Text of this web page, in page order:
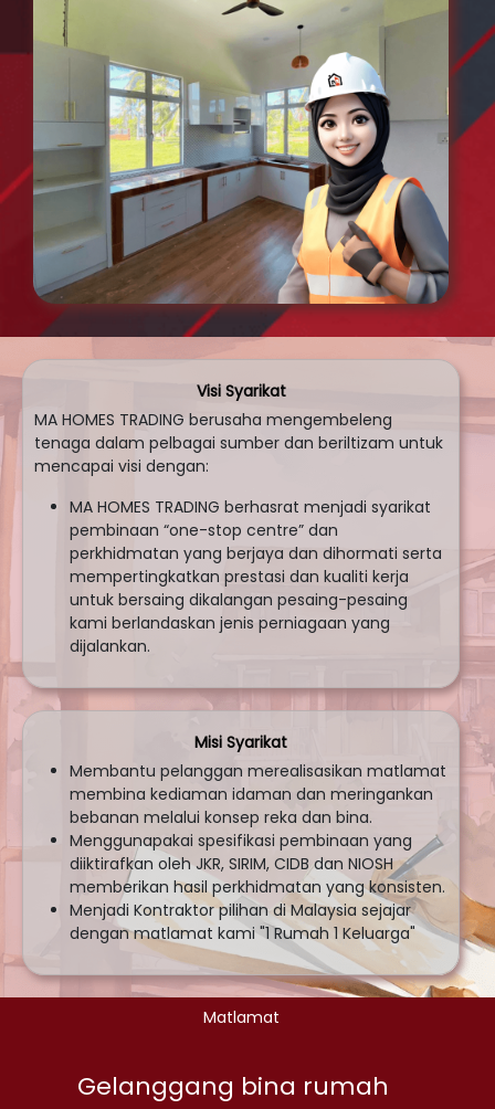
Visi Syarikat
MA HOMES TRADING berusaha mengembeleng
tenaga dalam pelbagai sumber dan beriltizam untuk
mencapai visi dengan:
MA HOMES TRADING berhasrat menjadi syarikat
pembinaan “one-stop centre” dan
perkhidmatan yang berjaya dan dihormati serta
mempertingkatkan prestasi dan kualiti kerja
untuk bersaing dikalangan pesaing-pesaing
kami berlandaskan jenis perniagaan yang
dijalankan.
Misi Syarikat
Membantu pelanggan merealisasikan matlamat
membina kediaman idaman dan meringankan
bebanan melalui konsep reka dan bina.
Menggunapakai spesifikasi pembinaan yang
diiktirafkan oleh JKR, SIRIM, CIDB dan NIOSH
memberikan hasil perkhidmatan yang konsisten.
Menjadi Kontraktor pilihan di Malaysia sejajar
dengan matlamat kami "1 Rumah 1 Keluarga"
Matlamat
Gelanggang bina rumah